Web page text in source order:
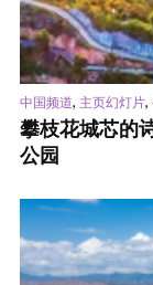
中国频道, 主页幻灯片,
攀枝花城芯的
公园